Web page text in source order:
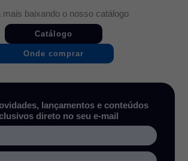
mais baixando o nosso catálogo
Catálogo
Onde comprar
lançamentos e conteúdos
direto no seu e-mail